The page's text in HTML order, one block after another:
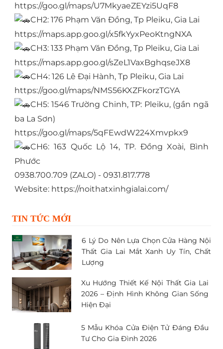
https://goo.gl/maps/U7MkyaeZEYzi5UqF8
CH2: 176 Phạm Văn Đồng, Tp Pleiku, Gia Lai
https://maps.app.goo.gl/x5fkYyxPeoKtngNXA
CH3: 133 Phạm Văn Đồng, Tp Pleiku, Gia Lai
https://maps.app.goo.gl/sZeL1VaxBghqseJX8
CH4: 126 Lê Đại Hành, Tp Pleiku, Gia Lai
https://goo.gl/maps/NMS56KXZFkorzTGYA
CH5: 1546 Trường Chinh, TP: Pleiku, (gần ngã
ba La Sơn)
https://goo.gl/maps/5qFEwdW224Xmvpkx9
CH6: 163 Quốc Lộ 14, TP. Đồng Xoài, Bình
Phước
0938.700.709 (ZALO) - 0931.817.778
Website: https://noithatxinhgialai.com/
TIN TỨC MỚI
6 Lý Do Nên Lựa Chọn Cửa Hàng Nội
Thất Gia Lai Mắt Xanh Uy Tín, Chất
Lượng
Xu Hướng Thiết Kế Nội Thất Gia Lai
2026 – Định Hình Không Gian Sống
Hiện Đại
5 Mẫu Khóa Cửa Điện Tử Đáng Đầu
Tư Cho Gia Đình 2026